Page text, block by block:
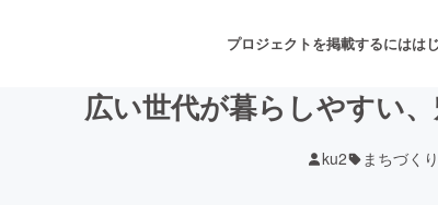
プロジェクトを掲載するにはは
広い世代が暮らしやすい
ku2 まちづく